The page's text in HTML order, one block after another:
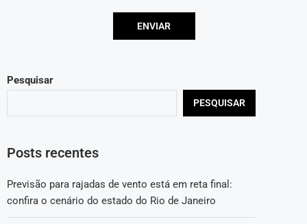
Pesquisar
PESQUISAR
Posts recentes
Previsão para rajadas de vento está em reta final:
confira o cenário do estado do Rio de Janeiro